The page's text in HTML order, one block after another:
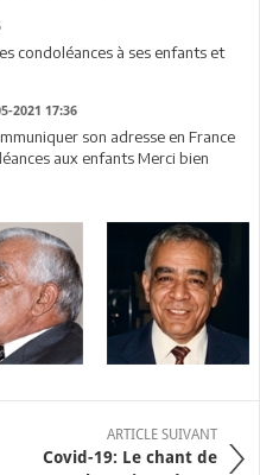
condoléances à ses enfants et
2021 17:36
son adresse en France
aux enfants Merci bien
ARTICLE SUIVANT
Covid-19: Le chant de